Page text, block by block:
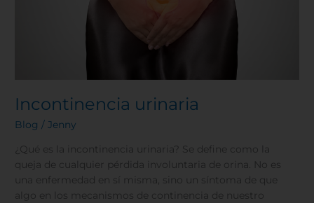
Incontinencia urinaria
Blog /Jenny
¿Qué es la incontinencia urinaria? Se define como la
queja de cualquier pérdida involuntaria de orina. No es
una enfermedad en sí misma, sino un síntoma de que
algo en los mecanismos de continencia de nuestro